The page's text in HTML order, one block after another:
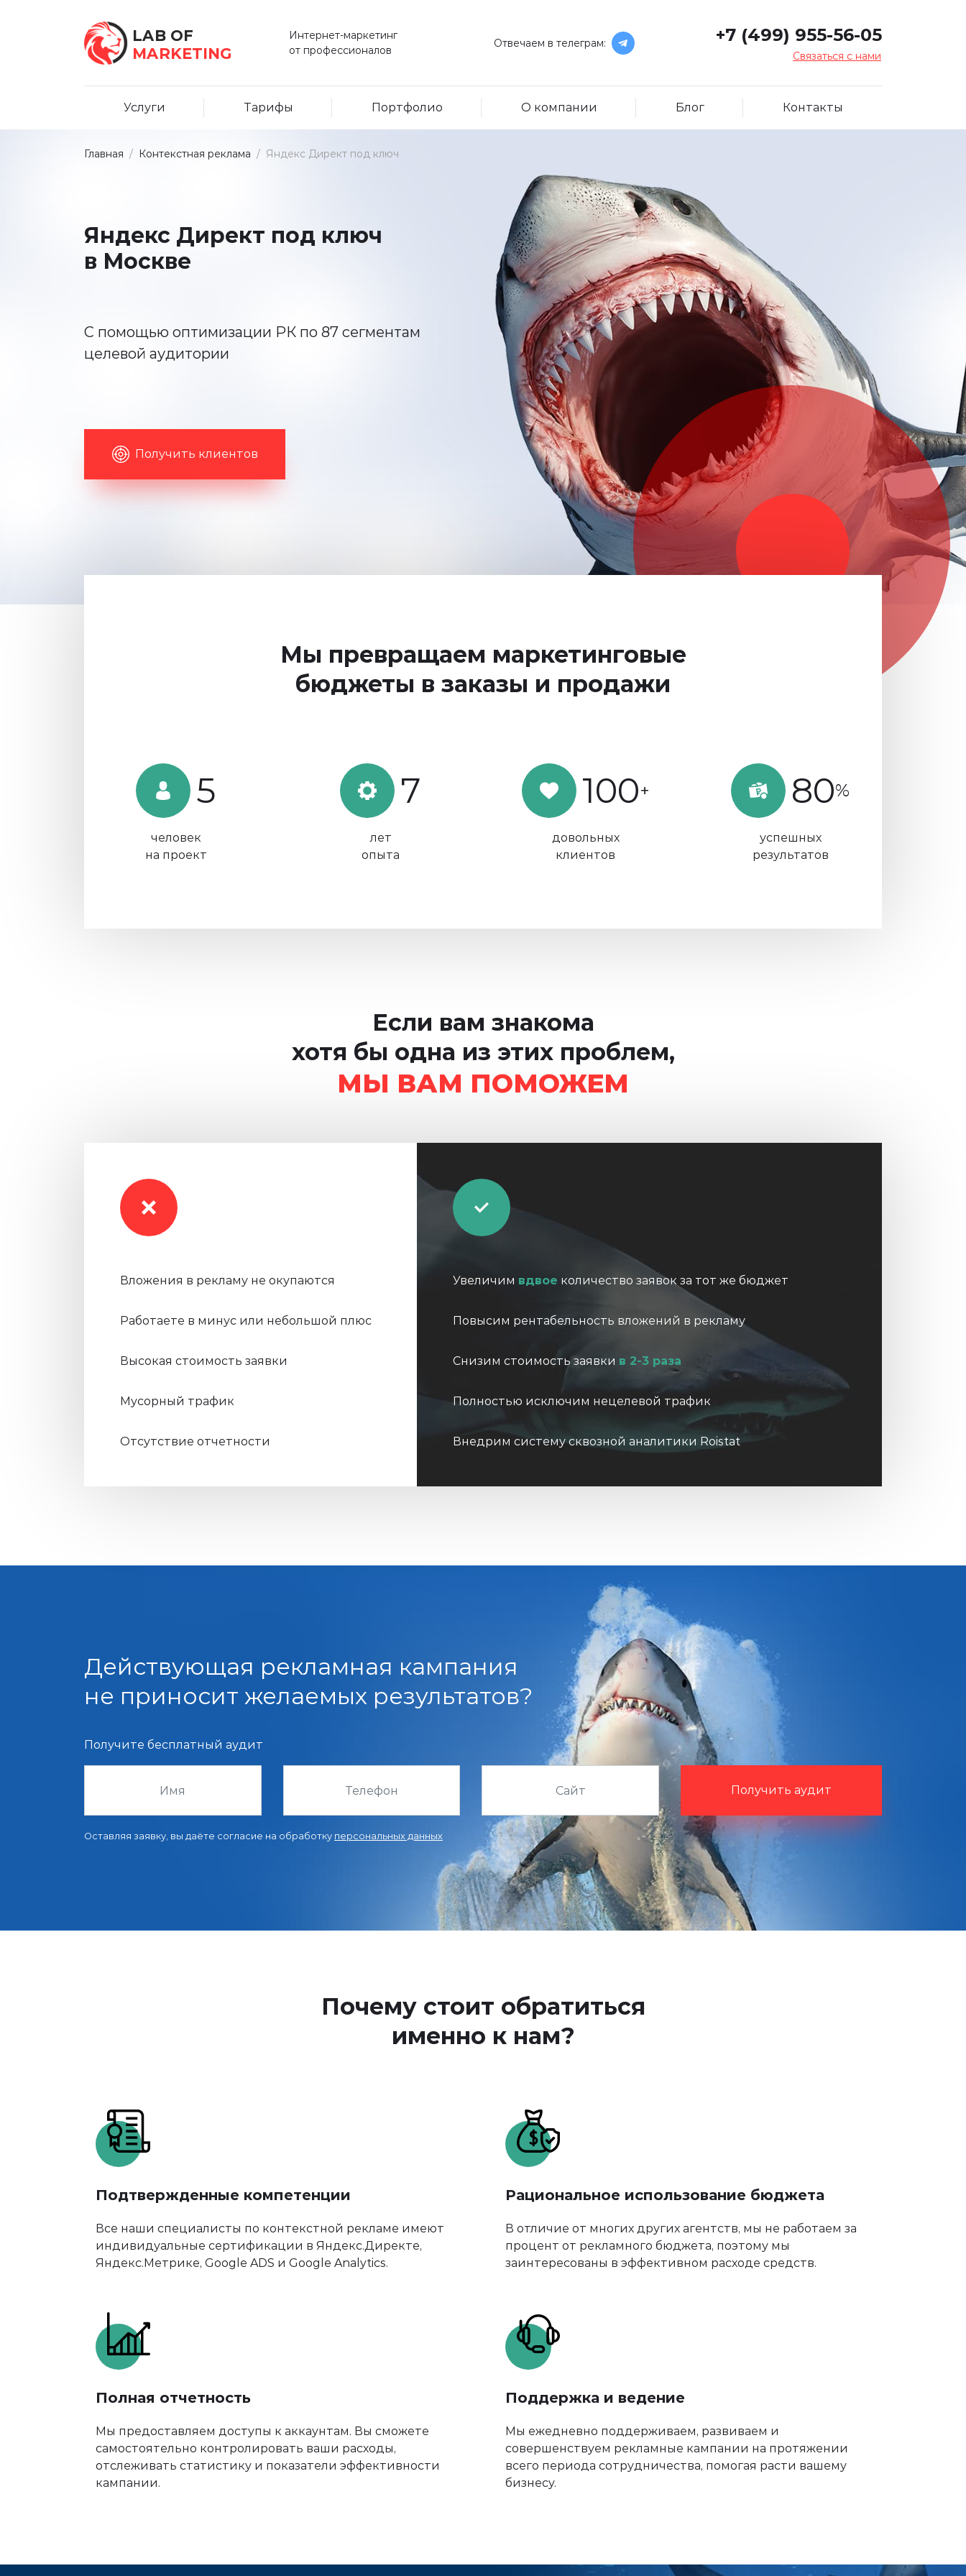
LAB OF
MARKETING
Интернет-маркетинг
от профессионалов
Отвечаем в телеграм: +7 (499) 955-56-05
Связаться с нами
Услуги Тарифы Портфолио О компании Блог Контакты
Главная / Контекстная реклама / Яндекс Директ под ключ
Яндекс Директ под ключ
в Москве
С помощью оптимизации РК по 87 сегментам
целевой аудитории
Получить клиентов
Мы превращаем маркетинговые
бюджеты в заказы и продажи
5
человек
на проект
7
лет
опыта
100+
довольных
клиентов
80%
успешных
результатов
Если вам знакома
хотя бы одна из этих проблем,
МЫ ВАМ ПОМОЖЕМ
Вложения в рекламу не окупаются
Работаете в минус или небольшой плюс
Высокая стоимость заявки
Мусорный трафик
Отсутствие отчетности
Увеличим вдвое количество заявок за тот же бюджет
Повысим рентабельность вложений в рекламу
Снизим стоимость заявки в 2-3 раза
Полностью исключим нецелевой трафик
Внедрим систему сквозной аналитики Roistat
Действующая рекламная кампания
не приносит желаемых результатов?
Получите бесплатный аудит
Получить аудит
Оставляя заявку, вы даёте согласие на обработку персональных данных
Почему стоит обратиться
именно к нам?
Подтвержденные компетенции
Все наши специалисты по контекстной рекламе имеют
индивидуальные сертификации в Яндекс.Директе,
Яндекс.Метрике, Google ADS и Google Analytics.
Рациональное использование бюджета
В отличие от многих других агентств, мы не работаем за
процент от рекламного бюджета, поэтому мы
заинтересованы в эффективном расходе средств.
Полная отчетность
Мы предоставляем доступы к аккаунтам. Вы сможете
самостоятельно контролировать ваши расходы,
отслеживать статистику и показатели эффективности
кампании.
Поддержка и ведение
Мы ежедневно поддерживаем, развиваем и
совершенствуем рекламные кампании на протяжении
всего периода сотрудничества, помогая расти вашему
бизнесу.